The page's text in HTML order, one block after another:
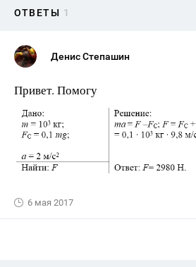
ОТВЕТЫ 1
Денис Степашин
Привет. Помогу
6 мая 2017